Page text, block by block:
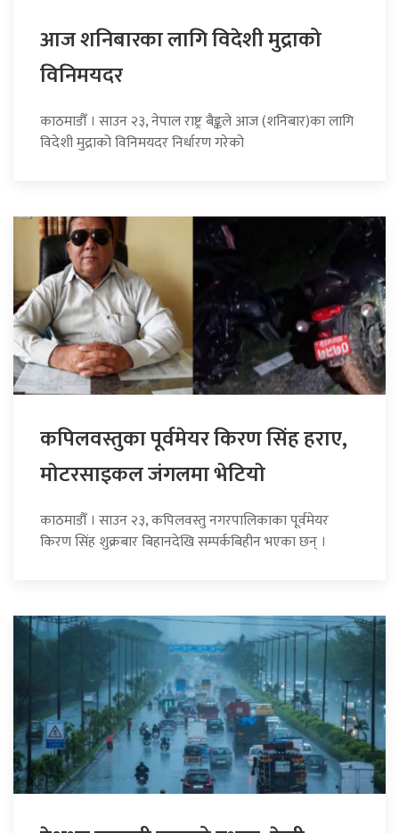
आज शनिबारका लागि विदेशी मुद्राको
विनिमयदर
काठमाडौँ । साउन २३, नेपाल राष्ट्र बैङ्कले आज (शनिबार)का लागि
विदेशी मुद्राको विनिमयदर निर्धारण गरेको
कपिलवस्तुका पूर्वमेयर किरण सिंह हराए,
माेटरसाइकल जंगलमा भेटियाे
काठमाडौँ । साउन २३, कपिलवस्तु नगरपालिकाका पूर्वमेयर
किरण सिंह शुक्रबार बिहानदेखि सम्पर्कबिहीन भएका छन् ।